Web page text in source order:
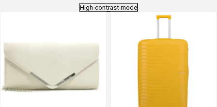
High-contrast mode